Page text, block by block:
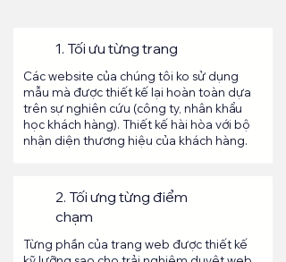
1. Tối ưu từng trang
Các website của chúng tôi ko sử dụng
mẫu mà được thiết kế lại hoàn toàn dựa
trên sự nghiên cứu (công ty, nhân khẩu
học khách hàng). Thiết kế hài hòa với bộ
nhận diện thương hiệu của khách hàng.
2. Tối ưng từng điểm
chạm
Từng phần của trang web được thiết kế